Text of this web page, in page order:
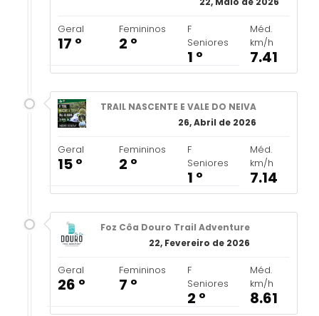
Geral
17 º
Femininos
2 º
F
Seniores
1 º
Méd.
km/h
7.41
TRAIL NASCENTE E VALE DO NEIVA
26, Abril de 2026
Geral
15 º
Femininos
2 º
F
Seniores
1 º
Méd.
km/h
7.14
Foz Côa Douro Trail Adventure
22, Fevereiro de 2026
Geral
26 º
Femininos
7 º
F
Seniores
2 º
Méd.
km/h
8.61